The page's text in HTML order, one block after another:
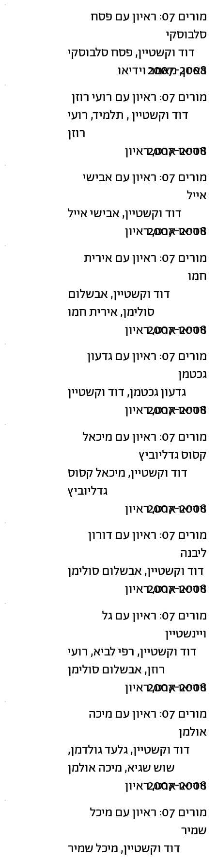
ראיון, מאמר וידיאו
מורים 07: ראיון עם פסח
סלבוסקי
דוד וקשטיין, פסח סלבוסקי
2007-2008
וידיאו ארט, ראיון
מורים 07: ראיון עם רועי רוזן
דוד וקשטיין , תלמיד, רועי
רוזן
2007-2008
וידיאו ארט, ראיון
מורים 07: ראיון עם אבישי
אייל
דוד וקשטיין, אבישי אייל
2007-2008
וידיאו ארט, ראיון
מורים 07: ראיון עם אירית
חמו
דוד וקשטיין, אבשלום
סולימן, אירית חמו
2007-2008
וידיאו ארט, ראיון
מורים 07: ראיון עם גדעון
גכטמן
גדעון גכטמן, דוד וקשטיין
2007-2008
וידיאו ארט, ראיון
מורים 07: ראיון עם מיכאל
קסוס גדליוביץ
דוד וקשטיין, מיכאל קסוס
גדליוביץ
2007-2008
וידיאו ארט, ראיון
מורים 07: ראיון עם דורון
ליבנה
דוד וקשטיין, אבשלום סולימן
2007-2008
וידיאו ארט, ראיון
מורים 07: ראיון עם גל
ויינשטיין
דוד וקשטיין, רפי לביא, רועי
רוזן, אבשלום סולימן
2007-2008
וידיאו ארט, ראיון
מורים 07: ראיון עם מיכה
אולמן
דוד וקשטיין, גלעד גולדמן,
שוש שגיא, מיכה אולמן
2007-2008
מורים 07: ראיון עם מיכל
שמיר
דוד וקשטיין, מיכל שמיר